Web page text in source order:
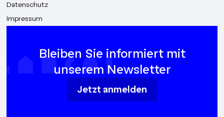
Datenschutz
Impressum
Bleiben Sie informiert mit
unserem Newsletter
Jetzt anmelden